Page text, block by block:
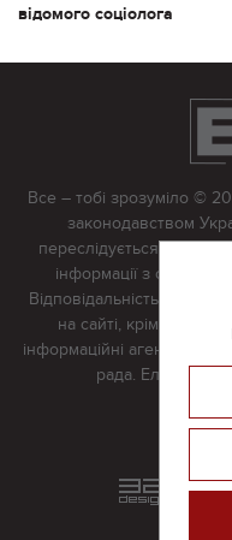
відомого соціолога
Все – тобі зрозуміло ©
законодавством
переслідується в
інформації з сайту
Відповідальність за
на сайті, крім
інформаційні агентства
рада.